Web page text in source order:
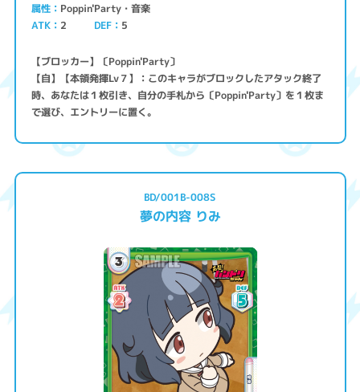
属性 Poppin'Party・音楽
ATK 2 DEF 5
【ブロッカー】〔Poppin'Party〕
【自】【本領発揮Lv７】：このキャラがブロックしたアタック終了
時、あなたは１枚引き、自分の手札から〔Poppin'Party〕を１枚ま
で選び、エントリーに置く。
BD/001B-008S
夢の内容 りみ